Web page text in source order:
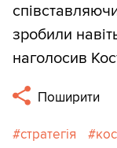
зробили
наголосив
Поширити
стратегія